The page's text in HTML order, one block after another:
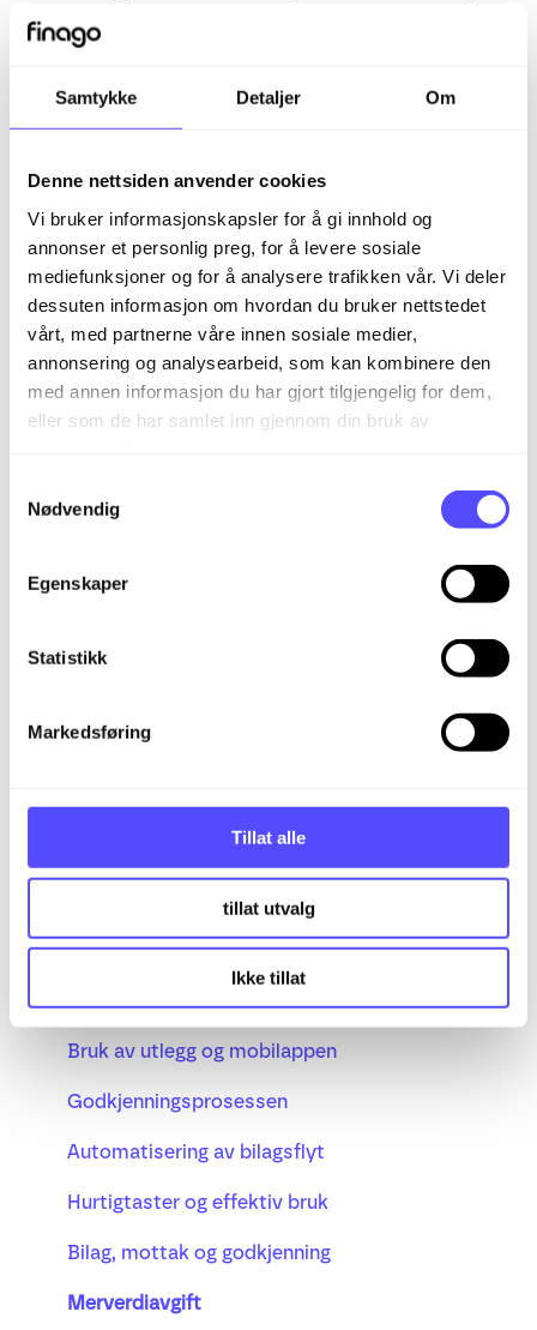
Samtykke Detaljer Om
Denne nettsiden anvender cookies
Vi bruker informasjonskapsler for å gi innhold og
annonser et personlig preg, for å levere sosiale
mediefunksjoner og for å analysere trafikken vår. Vi deler
dessuten informasjon om hvordan du bruker nettstedet
vårt, med partnerne våre innen sosiale medier,
annonsering og analysearbeid, som kan kombinere den
med annen informasjon du har gjort tilgjengelig for dem,
eller som de har samlet inn gjennom din bruk av
Nødvendig
Egenskaper
Statistikk
Markedsføring
Tillat alle
tillat utvalg
Ikke tillat
Juster rekkefølgen på kolonnene under
kan også legge til flere aggregeringstyper,
eller kolonner for å se mer relevant
Relaterte artikler
Slik bokfører du en innbetaling uten bankintegrasjon
Lær mer om MVA-koder i Finago Office
Fakturering
Bank
Prosjekt
Lønn
Busy timeregistrering
Kom i gang med ny Bilagsbehandling
Bilagsbehandling
Bruk av utlegg og mobilappen
Godkjenningsprosessen
Automatisering av bilagsflyt
Hurtigtaster og effektiv bruk
Bilag, mottak og godkjenning
Merverdiavgift